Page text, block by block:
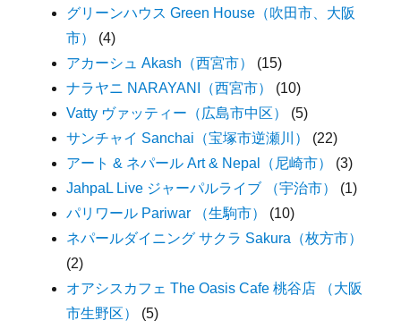
グリーンハウス Green House（吹田市、大阪
市）
(4)
アカーシュ Akash（西宮市）
(15)
ナラヤニ NARAYANI（西宮市）
(10)
Vatty ヴァッティー（広島市中区）
(5)
サンチャイ Sanchai（宝塚市逆瀬川）
(22)
アート & ネパール Art & Nepal（尼崎市）
(3)
JahpaL Live ジャーパルライブ （宇治市）
(1)
パリワール Pariwar （生駒市）
(10)
ネパールダイニング サクラ Sakura（枚方市）
(2)
オアシスカフェ The Oasis Cafe 桃谷店 （大阪
市生野区）
(5)